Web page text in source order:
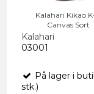
Kalahari Kikao
Canvas Sort
Kalahari
03001
På lager i
stk.)